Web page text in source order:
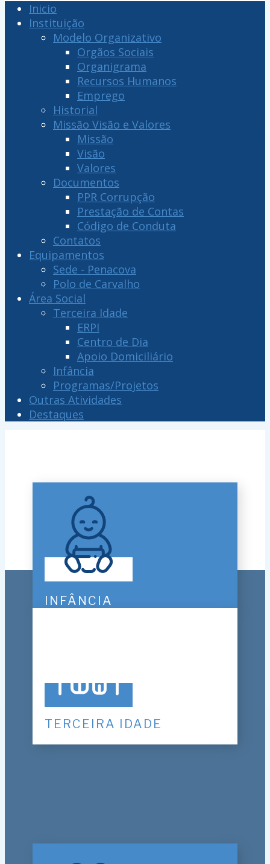
Inicio
Instituição
Modelo Organizativo
Orgãos Sociais
Organigrama
Recursos Humanos
Emprego
Historial
Missão Visão e Valores
Missão
Visão
Valores
Documentos
PPR Corrupção
Prestação de Contas
Código de Conduta
Contatos
Equipamentos
Sede - Penacova
Polo de Carvalho
Área Social
Terceira Idade
ERPI
Centro de Dia
Apoio Domiciliário
Infância
Programas/Projetos
Outras Atividades
Destaques
INFÂNCIA
TERCEIRA IDADE